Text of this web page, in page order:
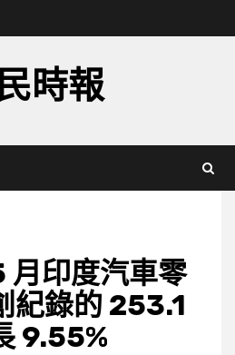
時報
印度汽車零
紀錄的 253.1
9.55%